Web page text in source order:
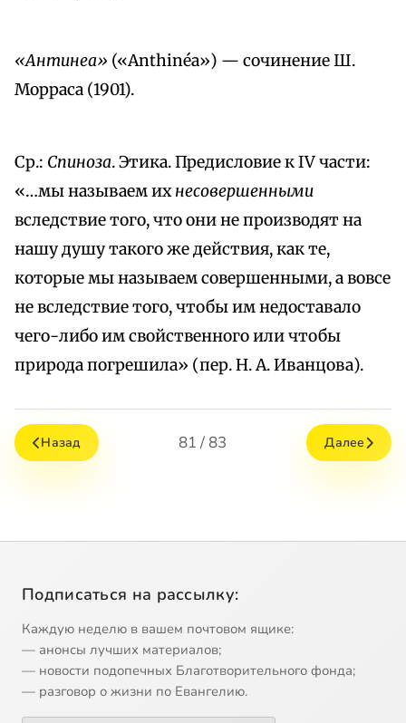
«Антинеа» («Anthinéa») — сочинение Ш.
Морраса (1901).
Ср.: Спиноза. Этика. Предисловие к IV части:
«…мы называем ихнесовершенными
вследствие того, что они не производят на
нашу душу такого же действия, как те,
которые мы называем совершенными, а вовсе
не вследствие того, чтобы им недоставало
чего-либо им свойственного или чтобы
природа погрешила» (пер. Н. А. Иванцова).
Назад 81 / 83 Далее
Подписаться на рассылку:
Каждую неделю в вашем почтовом ящике:
— анонсы лучших материалов;
— новости подопечных Благотворительного фонда;
— разговор о жизни по Евангелию.